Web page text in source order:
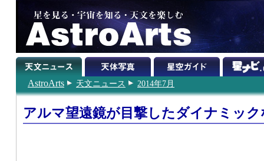
AstroArts 天文ニュース 2014年7月
アルマ望遠鏡が目撃したダイナミッ